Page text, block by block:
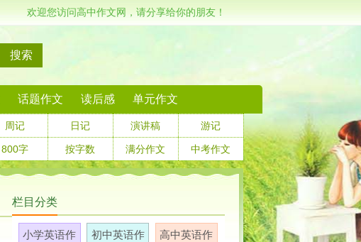
欢迎您访问高中作文网，请分享给你的朋友！
搜索
话题作文 读后感 单元作文
周记 日记 演讲稿 游记
800字 按字数 满分作文 中考作文
栏目分类
小学英语作
初中英语作
高中英语作